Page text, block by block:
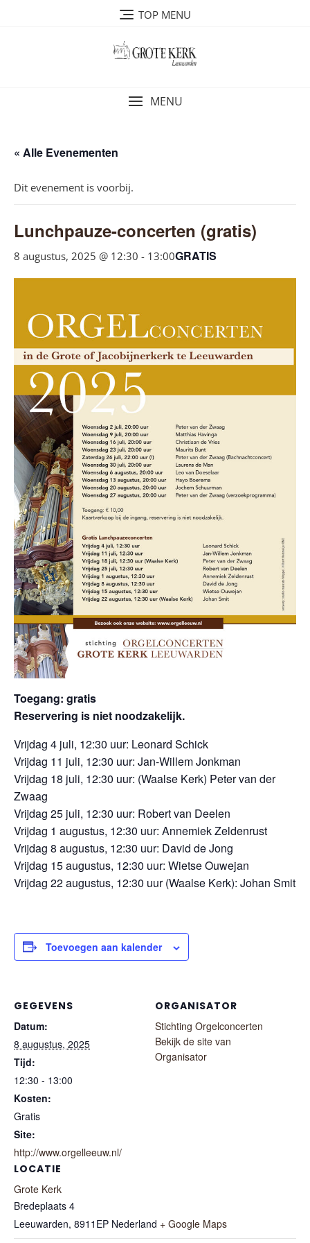
TOP MENU
MENU
« Alle Evenementen
Dit evenement is voorbij.
Lunchpauze-concerten (gratis)
8 augustus, 2025 @ 12:30 - 13:00GRATIS
Toegang: gratis
Reservering is niet noodzakelijk.
Vrijdag 4 juli, 12:30 uur: Leonard Schick
Vrijdag 11 juli, 12:30 uur: Jan-Willem Jonkman
Vrijdag 18 juli, 12:30 uur: (Waalse Kerk) Peter van der
Zwaag
Vrijdag 25 juli, 12:30 uur: Robert van Deelen
Vrijdag 1 augustus, 12:30 uur: Annemiek Zeldenrust
Vrijdag 8 augustus, 12:30 uur: David de Jong
Vrijdag 15 augustus, 12:30 uur: Wietse Ouwejan
Vrijdag 22 augustus, 12:30 uur (Waalse Kerk): Johan Smit
Toevoegen aan kalender
GEGEVENS
Datum:
8 augustus, 2025
Tijd:
12:30 - 13:00
Kosten:
Gratis
Site:
http://www.orgelleeuw.nl/
LOCATIE
Grote Kerk
Bredeplaats 4
Leeuwarden, 8911EP Nederland + Google Maps
ORGANISATOR
Stichting Orgelconcerten
Bekijk de site van
Organisator